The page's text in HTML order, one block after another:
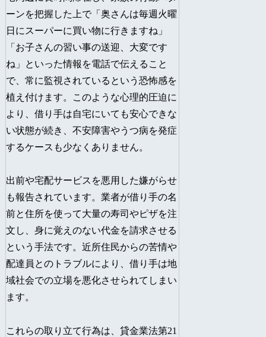
ーンを把握した上で「奥さんは毎週火曜
日にスーパーに買い物に行きますね」
「お子さんの習い事の送迎、大変です
ね」といった情報を電話で伝えること
で、常に監視されているという恐怖感を
植え付けます。このような心理的圧迫に
より、借り手は自宅にいても安心できな
い状態が続き、不安障害やうつ病を発症
するケースも少なくありません。
出前や宅配サービスを悪用した嫌がらせ
も報告されています。業者が借り手の名
前と住所を使って大量の寿司やピザを注
文し、身に覚えのない代金を請求させる
という手法です。近所住民からの苦情や
配達員とのトラブルにより、借り手は地
域社会での立場を悪化させられてしまい
ます。
これらの取り立て行為は、貸金業法第21